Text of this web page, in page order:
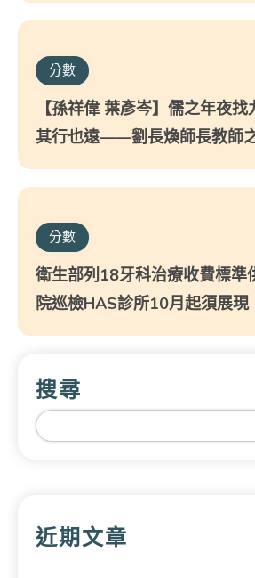
分數
【孫祥偉 葉彥岑】儒之年夜找
其行也遠——劉長煥師長教師
分數
衛生部列18牙科治療收費標準
院巡檢HAS診所10月起須展現
搜尋
近期文章